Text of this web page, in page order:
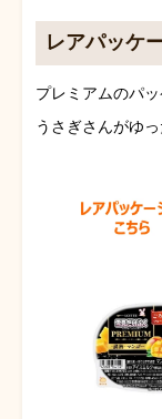
レアパッケ
プレミアムのパ
うさぎさんがゆ